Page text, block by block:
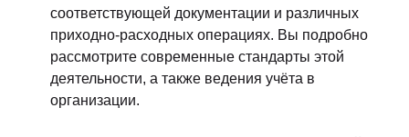
соответствующей документации и различных
приходно-расходных операциях. Вы подробно
рассмотрите современные стандарты этой
деятельности, а также ведения учёта в
организации.